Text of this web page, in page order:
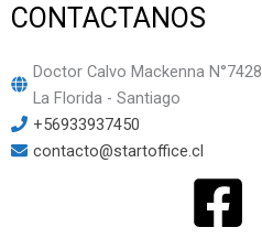
CONTACTANOS
Doctor Calvo Mackenna N°7428
La Florida - Santiago
+56933937450
contacto@startoffice.cl